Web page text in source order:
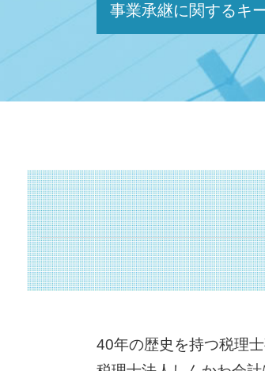
キャッシュフロー とは
小規模事業者
早期 経営改善 計画
保証制度 とは
持続的発展
経営革新等支援機関 と
中小企業庁 認定 支援
認定支援機関 経営改善
中小企業再生支援協議
赤字 経営
事業計画書 書き方
認定経営革新等支援
事業承継に関するキ
公開 買い付け とは
m&a 資格
資本 参加
企業 合併
企業 提携 とは
中小企業庁 事業承継
m & a とは
簡易 分割
資本 提携 とは
事業 承継 とは
40年の歴史を持つ税理